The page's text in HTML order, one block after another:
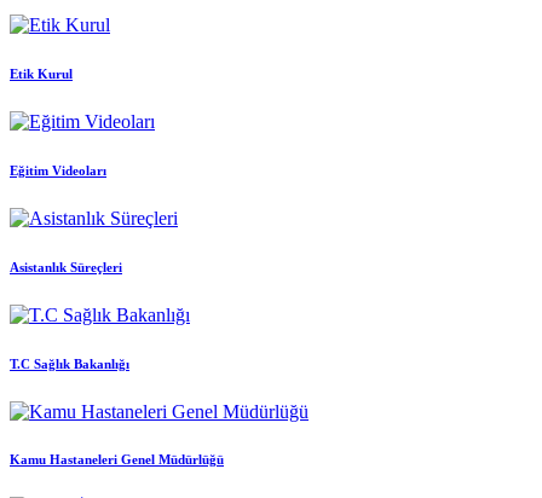
Etik Kurul
Eğitim Videoları
Asistanlık Süreçleri
T.C Sağlık Bakanlığı
Kamu Hastaneleri Genel Müdürlüğü